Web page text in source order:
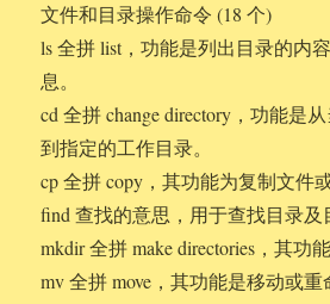
文件和目录操作命令 (18 个)
ls 全拼 list，功能是列出目录的内
息。
cd 全拼 change directory，功能是
到指定的工作目录。
cp 全拼 copy，其功能为复制文件或
find 查找的意思，用于查找目录及
mkdir 全拼 make directories，其功
mv 全拼 move，其功能是移动或重